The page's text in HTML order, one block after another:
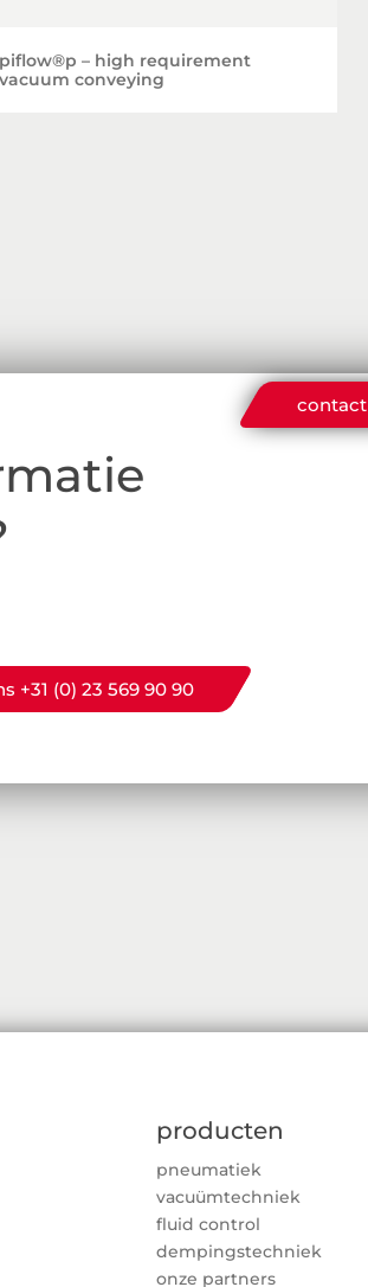
contact
piflow®p – high requirement
vacuum conveying
+31 (0) 23 569 90 90
producten
pneumatiek
vacuümtechniek
fluid control
dempingstechniek
onze partners